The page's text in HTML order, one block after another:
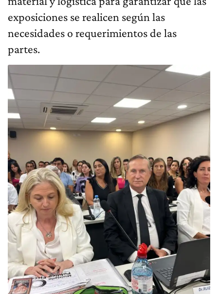
exposiciones se realicen según las
necesidades o requerimientos de las
partes.